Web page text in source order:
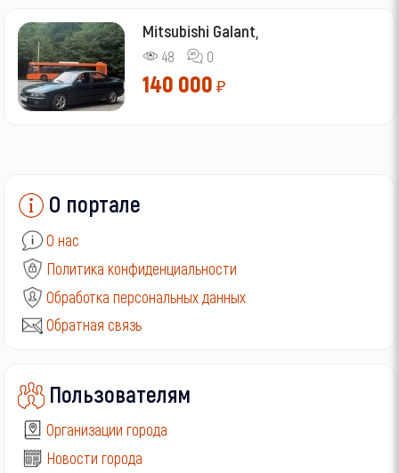
Mitsubishi Galant,
48 0
140 000 ₽
О портале
О нас
Политика конфиденциальности
Обработка персональных данных
Обратная связь
Пользователям
Организации города
Новости города